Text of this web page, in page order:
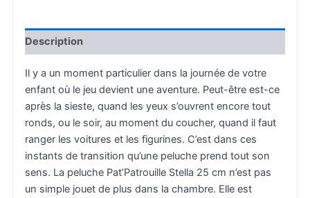
Description
Il y a un moment particulier dans la journée de votre
enfant où le jeu devient une aventure. Peut-être est-ce
après la sieste, quand les yeux s’ouvrent encore tout
ronds, ou le soir, au moment du coucher, quand il faut
ranger les voitures et les figurines. C’est dans ces
instants de transition qu’une peluche prend tout son
sens. La peluche Pat’Patrouille Stella 25 cm n’est pas
un simple jouet de plus dans la chambre. Elle est